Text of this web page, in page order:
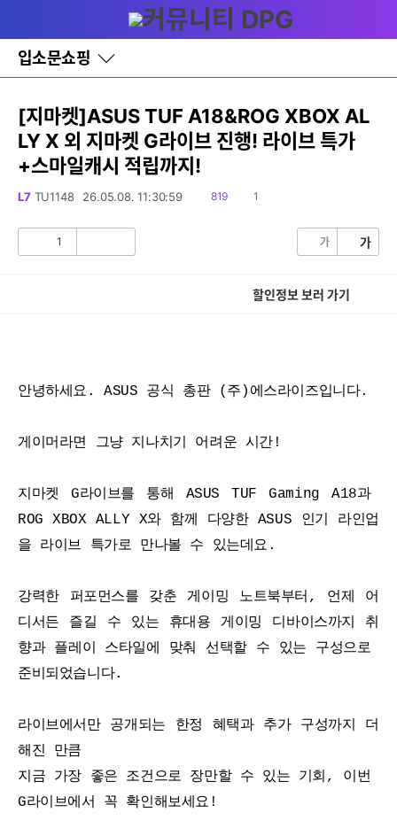
와
홈
입소문쇼핑
바
로
기
레
이
어
창
글
[지마켓]ASUS TUF A18&ROG XBOX AL
LY X 외 지마켓 G라이브 진행! 라이브 특가
+스마일캐시 적립까지!
L7 TU1148 26.05.08. 11:30:59
읽
819
댓1
1 가 가
할인정보 보러 가기
안녕하세요. ASUS 공식 총판 (주)에스라이즈입니다.
게이머라면 그냥 지나치기 어려운 시간!
지마켓 G라이브를 통해 ASUS TUF Gaming A18과
ROG XBOX ALLY X와 함께 다양한 ASUS 인기 라인업
을 라이브 특가로 만나볼 수 있는데요.
강력한 퍼포먼스를 갖춘 게이밍 노트북부터, 언제 어
디서든 즐길 수 있는 휴대용 게이밍 디바이스까지 취
향과 플레이 스타일에 맞춰 선택할 수 있는 구성으로
준비되었습니다.
라이브에서만 공개되는 한정 혜택과 추가 구성까지 더
해진 만큼
지금 가장 좋은 조건으로 장만할 수 있는 기회, 이번
G라이브에서 꼭 확인해보세요!